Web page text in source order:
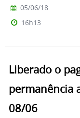
05/06/18
16h13
Liberado o
permanência
08/06